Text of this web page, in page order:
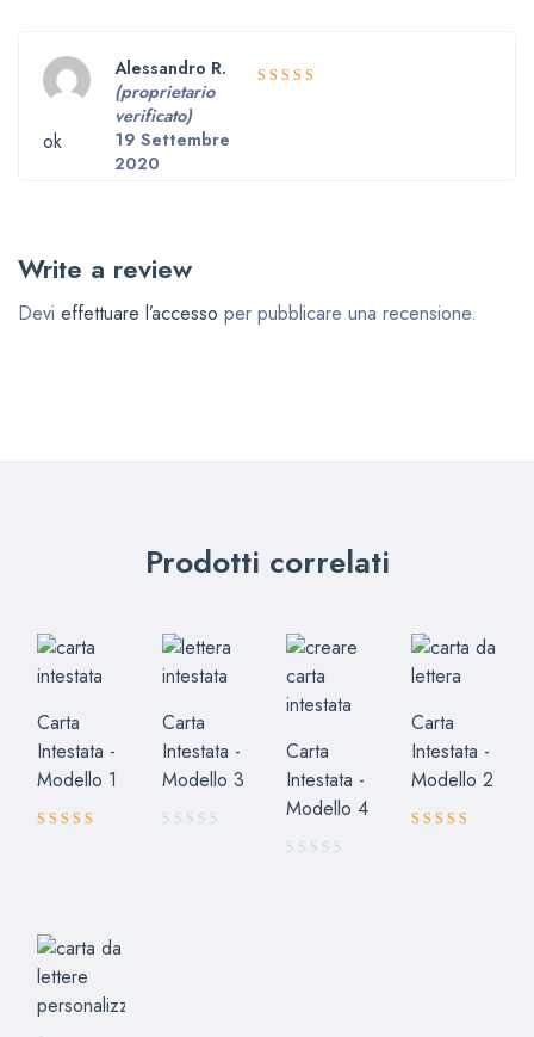
Alessandro R.
(proprietario
verificato)
19 Settembre
2020
ok
Write a review
Devi effettuare l’accesso per pubblicare una recensione.
Prodotti correlati
Carta
Intestata -
Modello 1
Carta
Intestata -
Modello 3
Carta
Intestata -
Modello 4
Carta
Intestata -
Modello 2